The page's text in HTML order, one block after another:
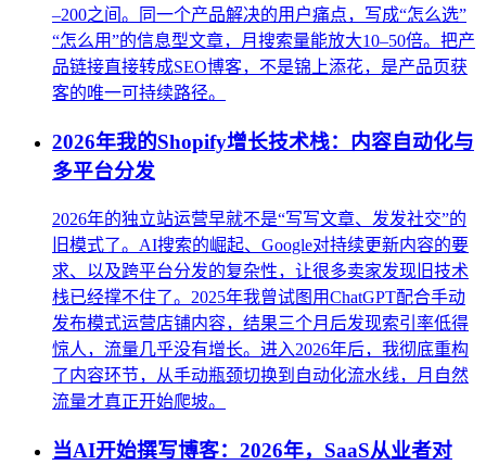
–200之间。同一个产品解决的用户痛点，写成“怎么选”
“怎么用”的信息型文章，月搜索量能放大10–50倍。把产
品链接直接转成SEO博客，不是锦上添花，是产品页获
客的唯一可持续路径。
2026年我的Shopify增长技术栈：内容自动化与
多平台分发
2026年的独立站运营早就不是“写写文章、发发社交”的
旧模式了。AI搜索的崛起、Google对持续更新内容的要
求、以及跨平台分发的复杂性，让很多卖家发现旧技术
栈已经撑不住了。2025年我曾试图用ChatGPT配合手动
发布模式运营店铺内容，结果三个月后发现索引率低得
惊人，流量几乎没有增长。进入2026年后，我彻底重构
了内容环节，从手动瓶颈切换到自动化流水线，月自然
流量才真正开始爬坡。
当AI开始撰写博客：2026年，SaaS从业者对